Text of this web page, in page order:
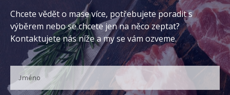
Chcete vědět o mase více, potřebujete poradit s
výběrem nebo se chcete jen na něco zeptat?
Kontaktujete nás níže a my se vám ozveme.